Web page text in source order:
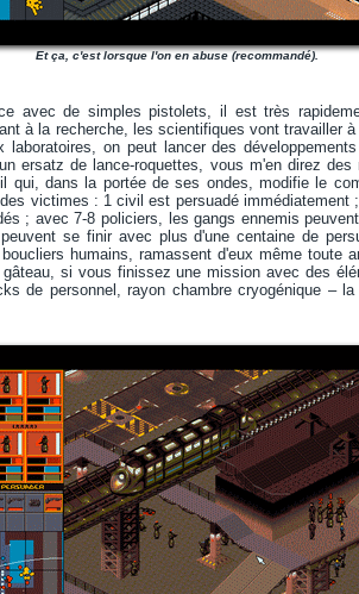
Et ça, c'est lorsque l'on en abuse (recommandé).
avec de simples pistolets, il est très
à la recherche, les scientifiques vont travailler à
on peut lancer des
ersatz de lance-roquettes, vous m'en direz des
dans la portée de ses ondes, modifie le
victimes : 1 civil est persuadé immédiatement
; avec 7-8 policiers, les gangs ennemis
se finir avec plus d'une centaine de
humains, ramassent d'eux même toute
si vous finissez une mission avec des
de personnel, rayon chambre cryogénique – la